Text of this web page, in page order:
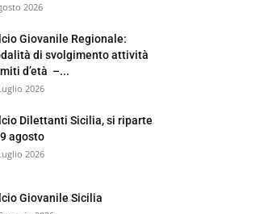
2026
Giovanile Regionale:
di svolgimento attività
d’età –...
2026
Dilettanti Sicilia, si riparte
agosto
2026
Giovanile Sicilia